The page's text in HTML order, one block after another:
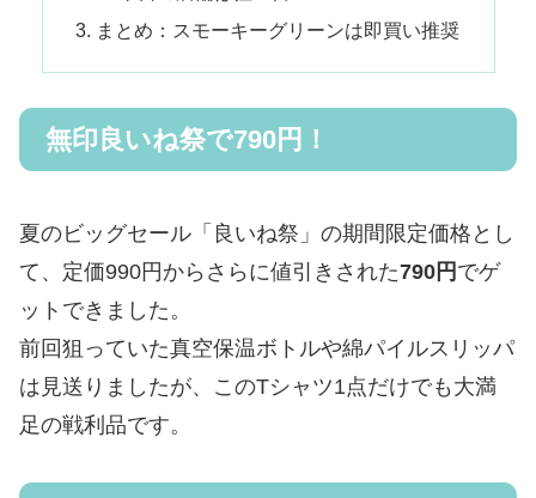
まとめ：スモーキーグリーンは即買い推奨
無印良いね祭で790円！
夏のビッグセール「良いね祭」の期間限定価格とし
て、定価990円からさらに値引きされた790円 でゲ
ットできました。
前回狙っていた真空保温ボトルや綿パイルスリッパ
は見送りましたが、このTシャツ1点だけでも大満
足の戦利品です。